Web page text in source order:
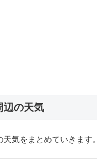
辺の天気
天気をまとめていきます。